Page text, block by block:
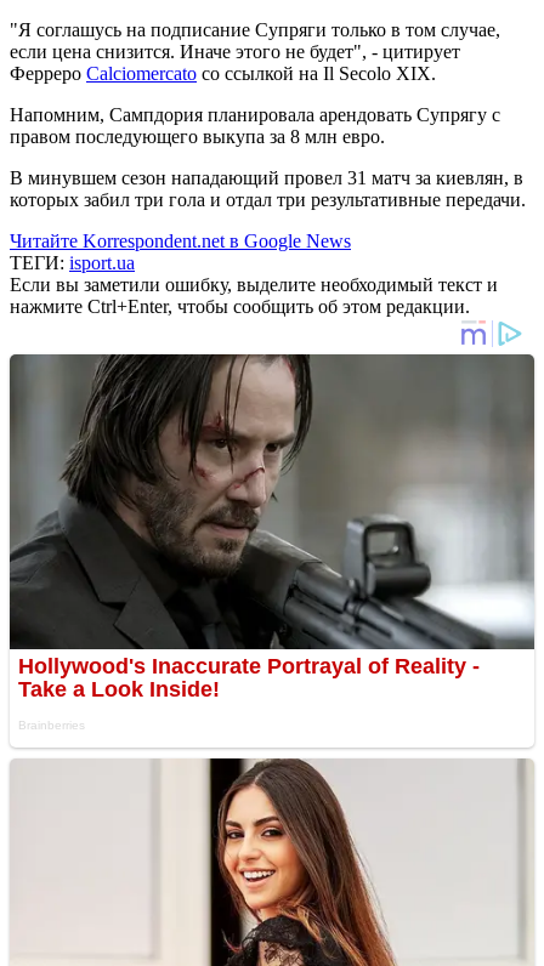
"Я соглашусь на подписание Супряги только в том случае,
если цена снизится. Иначе этого не будет", - цитирует
Ферреро Calciomercato со ссылкой на Il Secolo XIX.
Напомним, Сампдория планировала арендовать Супрягу с
правом последующего выкупа за 8 млн евро.
В минувшем сезон нападающий провел 31 матч за киевлян, в
которых забил три гола и отдал три результативные передачи.
Читайте Korrespondent.net в Google News
ТЕГИ: isport.ua
Если вы заметили ошибку, выделите необходимый текст и
нажмите Ctrl+Enter, чтобы сообщить об этом редакции.